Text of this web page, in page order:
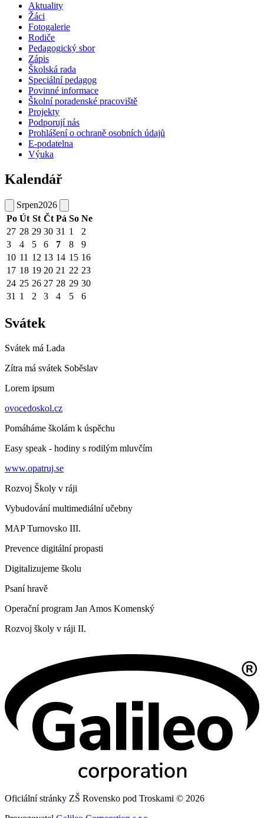
Aktuality
Žáci
Fotogalerie
Rodiče
Pedagogický sbor
Zápis
Školská rada
Speciální pedagog
Povinné informace
Školní poradenské pracoviště
Projekty
Podporují nás
Prohlášení o ochraně osobních údajů
E-podatelna
Výuka
Kalendář
Srpen2026
Po Út St Čt Pá So Ne
27 28 29 30 31 1
2
3
4 5 6 7 8
9
10 11 12 13 14 15 16
17 18 19 20 21 22 23
24 25 26 27 28 29 30
31 1 2 3 4 5 6
Svátek
Svátek má Lada
Zítra má svátek Soběslav
Lorem ipsum
ovocedoskol.cz
Pomáháme školám k úspěchu
Easy speak - hodiny s rodilým mluvčím
www.opatruj.se
Rozvoj Školy v ráji
Vybudování multimediální učebny
MAP Turnovsko III.
Prevence digitální propasti
Digitalizujeme školu
Psaní hravě
Operační program Jan Amos Komenský
Rozvoj školy v ráji II.
Oficiální stránky ZŠ Rovensko pod Troskami © 2026